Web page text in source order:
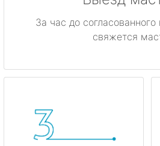
За час до
свяжется